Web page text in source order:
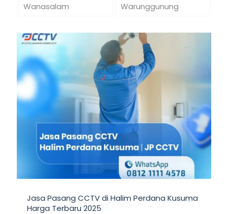
Wanasalam
Warunggunung
Jasa Pasang CCTV di Halim Perdana Kusuma
Harga Terbaru 2025